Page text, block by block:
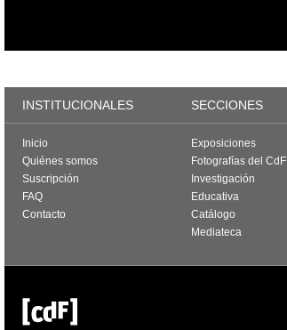
INSTITUCIONALES SECCIONES
Inicio
Quiénes somos
Suscripción
FAQ
Contacto
Exposiciones
Fotografías del CdF
Investigación
Educativa
Catálogo
Mediateca